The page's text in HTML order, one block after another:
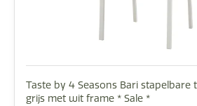
Taste by 4 Seasons Bari stapelbare
grijs met wit frame * Sale *